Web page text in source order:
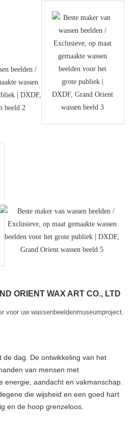
ORIENT WAX ART CO., LTD
voor uw wassenbeeldenmuseumproject.
de dag. De ontwikkeling van het
van mensen met
energie, aandacht en vakmanschap.
die wijsheid en een goed hart
en de hoop grenzeloos.